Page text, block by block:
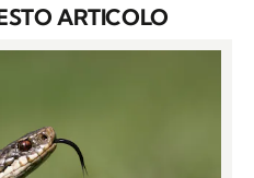
ARTICOLO